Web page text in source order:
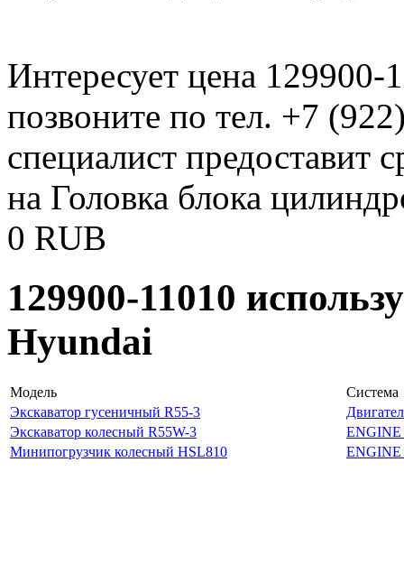
Интересует цена 129900-
позвоните по тел. +7
специалист предоставит
на Головка блока
0 RUB
129900-11010
Hyundai
Модель
Система
Экскаватор гусеничный R55-3
Экскаватор колесный R55W-3
Минипогрузчик колесный HSL810